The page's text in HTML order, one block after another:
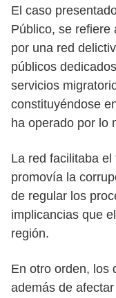
El caso
Público, se refiere
por una red
públicos
servicios
constituyéndose
ha operado por lo
La red facilitaba
promovía la
de regular los
implicancias que
región.
En otro orden, los
además de